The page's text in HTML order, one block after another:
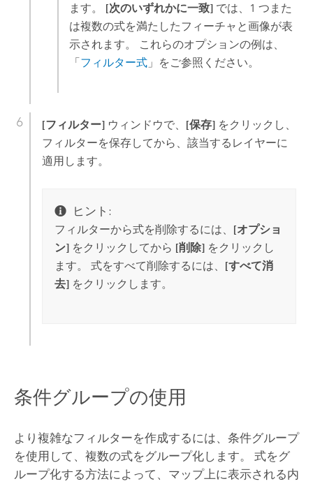
ます。 [次のいずれかに一致] では、1 つまた
は複数の式を満たしたフィーチャと画像が表
示されます。 これらのオプションの例は、
「フィルター式 」をご参照ください。
[フィルター]ウィンドウで、 [保存]をクリックし、
フィルターを保存してから、該当するレイヤーに
適用します。
ヒント:
フィルターから式を削除するには、 [オプショ
ン]をクリックしてから [削除]をクリックし
ます。 式をすべて削除するには、 [すべて消
去]をクリックします。
条件グループの使用
より複雑なフィルターを作成するには、条件グループ
を使用して、複数の式をグループ化します。 式をグ
ループ化する方法によって、マップ上に表示される内